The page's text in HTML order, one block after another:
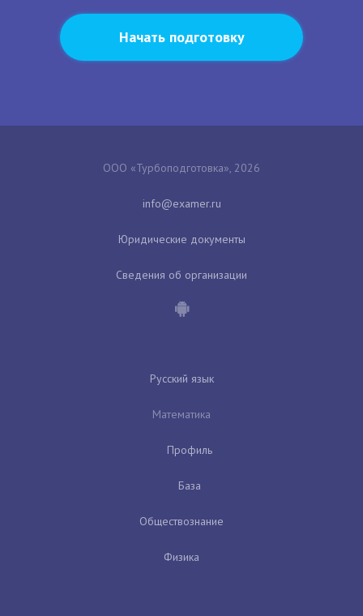
Начать подготовку
ООО «Турбоподготовка», 2026
Юридические документы
Сведения об организации
Русский язык
Математика
Профиль
База
Обществознание
Физика